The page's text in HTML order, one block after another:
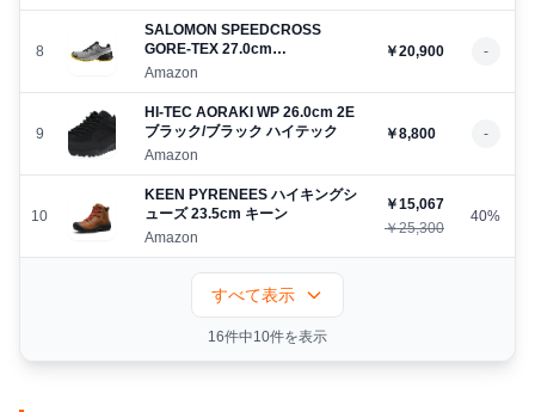
8
SALOMON SPEEDCROSS
GORE-TEX 27.0cm
Sharkskin/Black/Lemon サロモ
Amazon
￥20,900 -
9
HI-TEC AORAKI WP 26.0cm 2E
ブラック/ブラック ハイテック
Amazon
￥8,800 -
10
KEEN PYRENEES ハイキングシ
ューズ 23.5cm キーン
Amazon
￥15,067
￥25,300
40%
すべて表示
16件中10件を表示